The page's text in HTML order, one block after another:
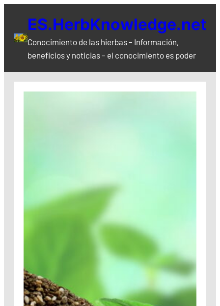
contenido
ES.HerbKnowledge.net
Conocimiento de las hierbas – Información,
beneficios y noticias – el conocimiento es poder